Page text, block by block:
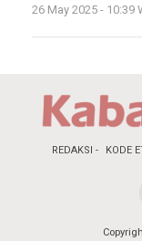
26 May 2025 - 10:39
REDAKSI KODE